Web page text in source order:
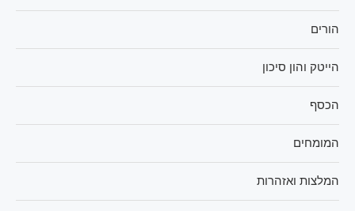
הורים
הייטק והון סיכון
הכסף
המומחים
המלצות ואזהרות